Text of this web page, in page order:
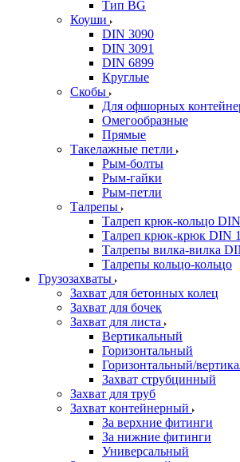
Тип BG
Коуши
DIN 3090
DIN 3091
DIN 6899
Круглые
Скобы
Для офшорных
Омегообразные
Прямые
Такелажные петли
Рым-болты
Рым-гайки
Рым-петли
Талрепы
Талреп крюк-кольцо
Талреп крюк-крюк DIN
Талрепы вилка-вилка
Талрепы кольцо-кольцо
Грузозахваты
Захват для бетонных колец
Захват для бочек
Захват для листа
Вертикальный
Горизонтальный
Горизонтальный/
Захват струбцинный
Захват для труб
Захват контейнерный
За верхние фитинги
За нижние фитинги
Универсальный